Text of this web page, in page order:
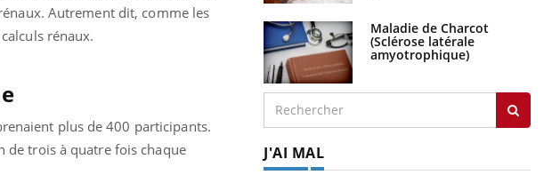
Autrement dit, comme les
rénaux.
plus de 400 participants.
de trois à quatre fois chaque
Maladie de Charcot
(Sclérose latérale
amyotrophique)
J'AI MAL